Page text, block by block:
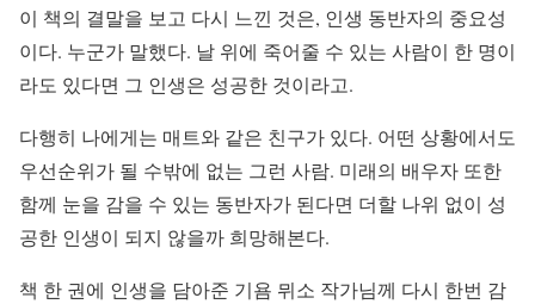
이 책의 결말을 보고 다시 느낀 것은, 인생 동반자의 중요성
이다. 누군가 말했다. 날 위에 죽어줄 수 있는 사람이 한 명이
라도 있다면 그 인생은 성공한 것이라고.
다행히 나에게는 매트와 같은 친구가 있다. 어떤 상황에서도
우선순위가 될 수밖에 없는 그런 사람. 미래의 배우자 또한
함께 눈을 감을 수 있는 동반자가 된다면 더할 나위 없이 성
공한 인생이 되지 않을까 희망해본다.
책 한 권에 인생을 담아준 기욤 뮈소 작가님께 다시 한번 감